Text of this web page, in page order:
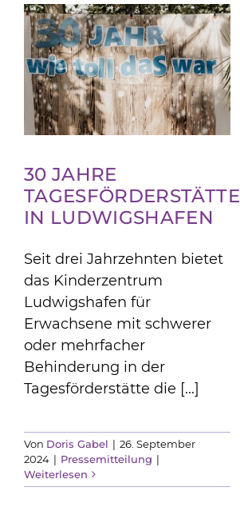
30 JAHRE
TAGESFÖRDERSTÄTTE
IN LUDWIGSHAFEN
Seit drei Jahrzehnten bietet
das Kinderzentrum
Ludwigshafen für
Erwachsene mit schwerer
oder mehrfacher
Behinderung in der
Tagesförderstätte die [...]
Von Doris Gabel | 26. September
2024 | Pressemitteilung |
Weiterlesen